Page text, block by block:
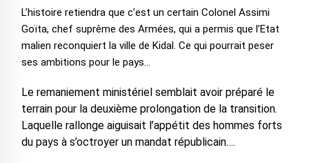
L’histoire retiendra que c’est un certain Colonel Assimi
Goïta, chef suprême des Armées, qui a permis que l’Etat
malien reconquiert la ville de Kidal. Ce qui pourrait peser
ses ambitions pour le pays…
Le remaniement ministériel semblait avoir préparé le
terrain pour la deuxième prolongation de la transition.
Laquelle rallonge aiguisait l’appétit des hommes forts
du pays à s’octroyer un mandat républicain….